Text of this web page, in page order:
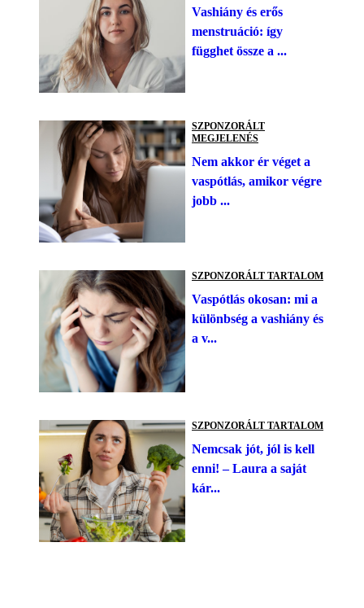
Vashiány és erős
menstruáció: így
függhet össze a ...
SZPONZORÁLT
MEGJELENÉS
Nem akkor ér véget a
vaspótlás, amikor végre
jobb ...
SZPONZORÁLT TARTALOM
Vaspótlás okosan: mi a
különbség a vashiány és
a v...
SZPONZORÁLT TARTALOM
Nemcsak jót, jól is kell
enni! – Laura a saját
kár...